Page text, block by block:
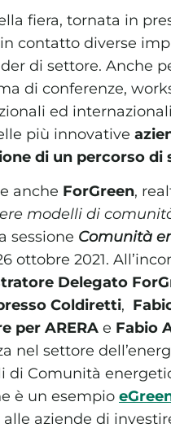
fiera, tornata in
contatto diverse
di settore. Anche
di conferenze,
ed
più innovative
di un percorso
anche ForGreen,
modelli di
sessione Comunità
ottobre 2021.
Delegato
Coldiretti,
per ARERA e Fabio
nel settore
di Comunità
è un esempio
alle aziende di